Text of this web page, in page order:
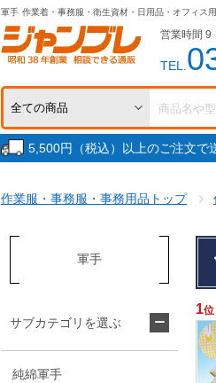
軍手 作業着・事務服・衛生資材・日用品・オフィス
営業時間 9
TEL.
5,500円（税込）以上のご注文
作業服・事務服・事務用品トップ
1位
軍手
サブカテゴリを選ぶ
純綿軍手